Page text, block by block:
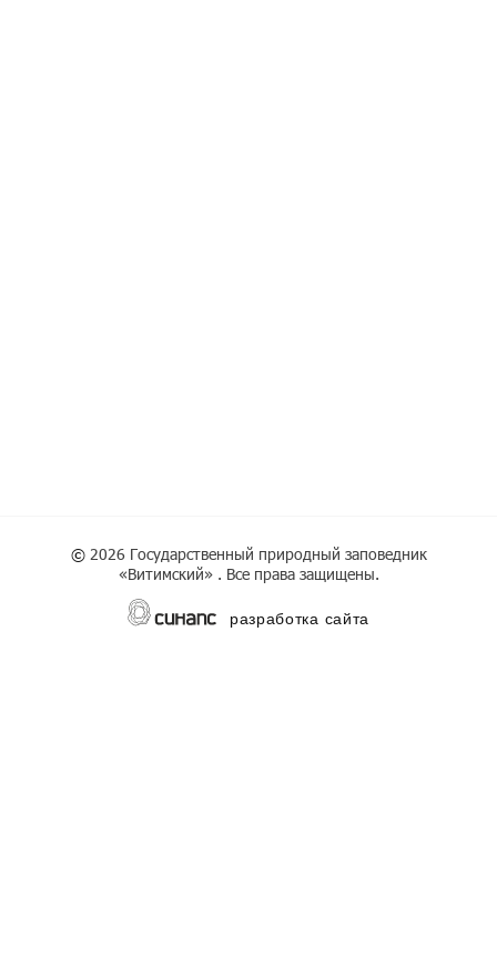
©2026 Государственный природный заповедник
«Витимский» . Все права защищены.
разработка сайта